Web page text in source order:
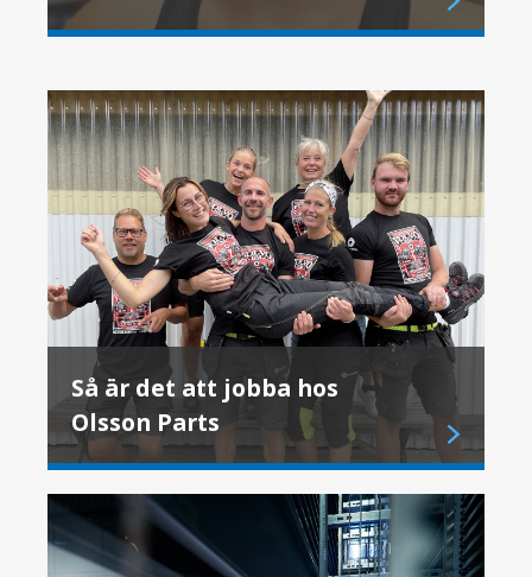
Så är det att jobba hos
Olsson Parts